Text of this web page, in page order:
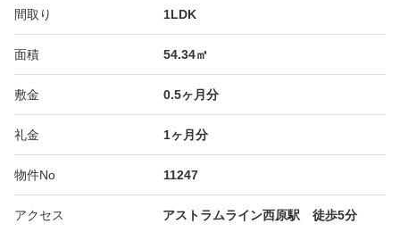
間取り 1LDK
面積 54.34㎡
敷金 0.5ヶ月分
礼金 1ヶ月分
物件No 11247
アクセス アストラムライン西原駅 徒歩5分